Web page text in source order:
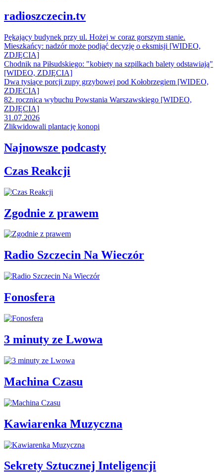
radioszczecin.tv
Pękający budynek przy ul. Hożej w coraz gorszym stanie.
Mieszkańcy: nadzór może podjąć decyzję o eksmisji [WIDEO,
ZDJĘCIA]
Chodnik na Piłsudskiego: "kobiety na szpilkach balety odstawiają"
[WIDEO, ZDJĘCIA]
Dwa tysiące porcji zupy grzybowej pod Kołobrzegiem [WIDEO,
ZDJECIA]
82. rocznica wybuchu Powstania Warszawskiego [WIDEO,
ZDJĘCIA]
31.07.2026
Zlikwidowali plantację konopi
Najnowsze podcasty
Czas Reakcji
Zgodnie z prawem
Radio Szczecin Na Wieczór
Fonosfera
3 minuty ze Lwowa
Machina Czasu
Kawiarenka Muzyczna
Sekrety Sztucznej Inteligencji